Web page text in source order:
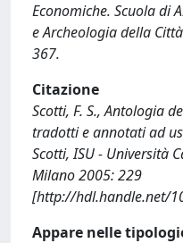
Economiche. Scuola di
e Archeologia della
367.
Citazione
Scotti, F. S., Antologia
tradotti e annotati ad
Scotti, ISU - Università
Milano 2005: 229
[http://hdl.handle.net/
Appare nelle